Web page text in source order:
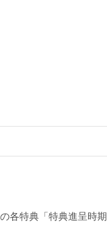
各特典「特典進呈時